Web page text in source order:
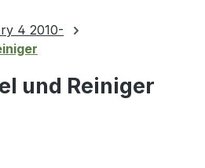
4 2010-
und Reiniger